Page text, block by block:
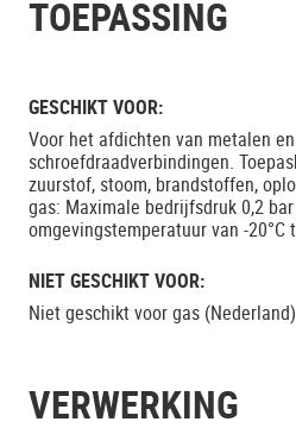
TOEPASSING
GESCHIKT VOOR:
Voor het afdichten van metalen
schroefdraadverbindingen.
zuurstof, stoom, brandstoffen,
gas: Maximale bedrijfsdruk 0,2
omgevingstemperatuur van -20°C
NIET GESCHIKT VOOR:
Niet geschikt voor gas
VERWERKING